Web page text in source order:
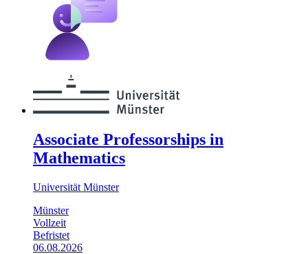
Associate Professorships in
Mathematics
Universität Münster
Münster
Vollzeit
Befristet
06.08.2026